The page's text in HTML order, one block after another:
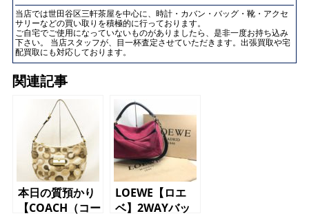
当店では世田谷区三軒茶屋を中心に、時計・カバン・バッグ・靴・アクセ
サリーなどの買い取りを積極的に行っております。
ご自宅でご使用になっていないものがありましたら、是非一度お持ち込み
下さい。 当店スタッフが、目一杯査定させていただきます。出張買取や宅
配買取にも対応しております。
関連記事
本日の質預かり
【COACH（コー
LOEWE【ロエ
ベ】2WAYバッ